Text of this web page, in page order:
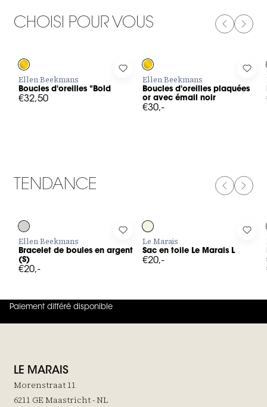
CHOISI POUR VOUS
in to add Boucles d'oreilles "Bold to your wishlist
Ellen Beekmans
Boucles d'oreilles "Bold
€32,50
Log in to add Boucles d'oreilles
Ellen Beekmans
Boucles d'oreilles plaquées
or avec émail noir
€30,-
Log
TENDANCE
in to add Bracelet de boules en argent (S) to your wishlist
Ellen Beekmans
Bracelet de boules en argent
(S)
€20,-
Log in to add Sac en toile Le
Le Marais
Sac en toile Le Marais L
€20,-
Log
Paiement différé disponible
4.8 sur5 (42 Avis
LE MARAIS
Morenstraat 11
6211 GE Maastricht - NL